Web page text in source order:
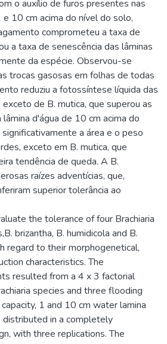
o auxílio de furos presentes nas
10 cm acima do nível do solo,
comprometeu a taxa de
a taxa de senescência das lâminas
da espécie. Observou-se
trocas gasosas em folhas de todas
reduziu a fotossíntese líquida das
de B. mutica, que superou as
d'água de 10 cm acima do
a área e o peso
exceto em B. mutica, que
tendência de queda. A B.
raízes adventícias, que,
superior tolerância ao
the tolerance of four Brachiaria
brizantha, B. humidicola and B.
regard to their morphogenetical,
characteristics. The
resulted from a 4 x 3 factorial
species and three flooding
1 and 10 cm water lamina
in a completely
with three replications. The